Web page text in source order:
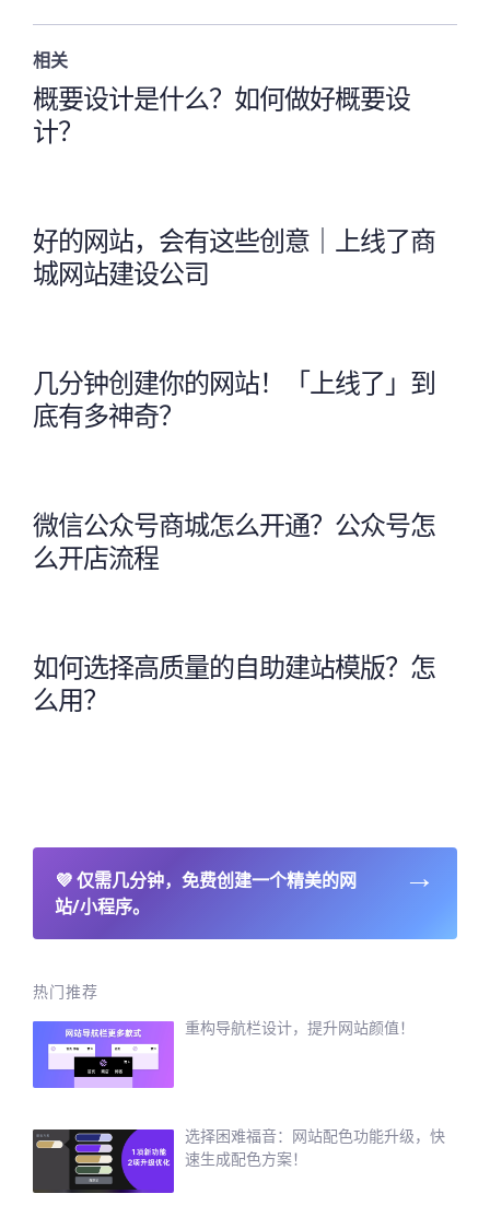
相关
概要设计是什么？如何做好概要设
计？
好的网站，会有这些创意｜上线了商
城网站建设公司
几分钟创建你的网站！「上线了」到
底有多神奇？
微信公众号商城怎么开通？公众号怎
么开店流程
如何选择高质量的自助建站模版？怎
么用？
💜仅需几分钟，免费创建一个精美的网
站/小程序。
→
热门推荐
重构导航栏设计，提升网站颜值！
选择困难福音：网站配色功能升级，快
速生成配色方案！